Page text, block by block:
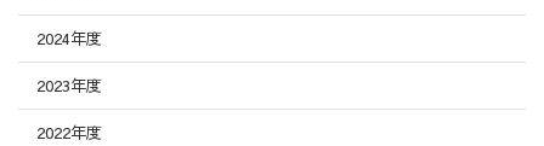
2024年度
2023年度
2022年度